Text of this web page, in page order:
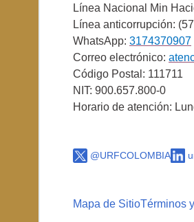
Línea Nacional Min
Línea anticorrupción:
WhatsApp: 3174370907
Correo electrónico:
Código Postal: 111711
NIT: 900.657.800-0
Horario de atención:
@URFCOLOMBIA
Mapa de SitioTérminos